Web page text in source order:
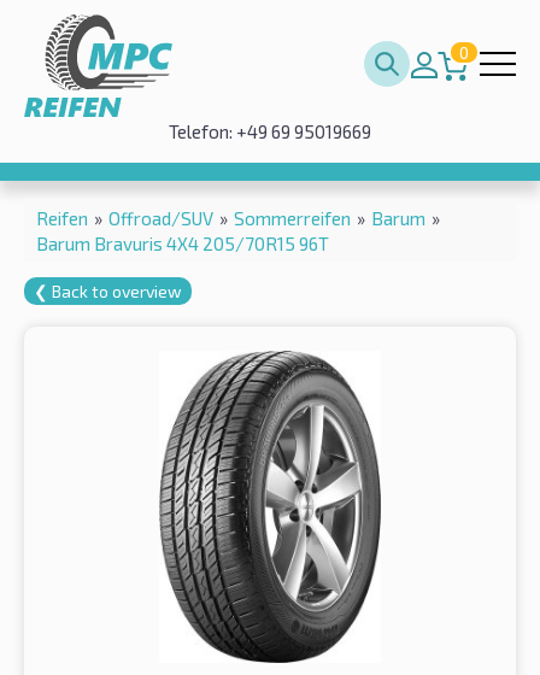
0
Telefon: +49 69 95019669
Reifen » Offroad/SUV » Sommerreifen » Barum »
Barum Bravuris 4X4 205/70R15 96T
❮ Back to overview